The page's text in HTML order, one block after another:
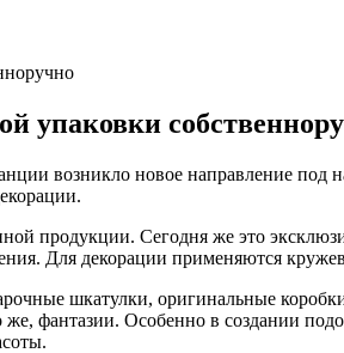
упаковки
возникло новое направление под
продукции. Сегодня же это
Для декорации применяются
шкатулки, оригинальные
же, фантазии. Особенно в создании